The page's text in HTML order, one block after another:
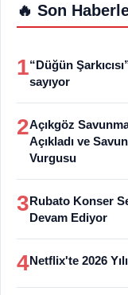
🔥 Son
1“Düğün
sayıyor
2Açıkgöz
Açıkladı ve
Vurgusu
3Rubato Konser
Devam Ediyor
4Netflix'te 2026